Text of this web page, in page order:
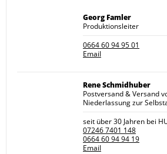
Georg Famler
Produktionsleiter
0664 60 94 95 01
Email
Rene Schmidhuber
Postversand & Versand
Niederlassung zur
seit über 30 Jahren bei
07246 7401 148
0664 60 94 94 19
Email